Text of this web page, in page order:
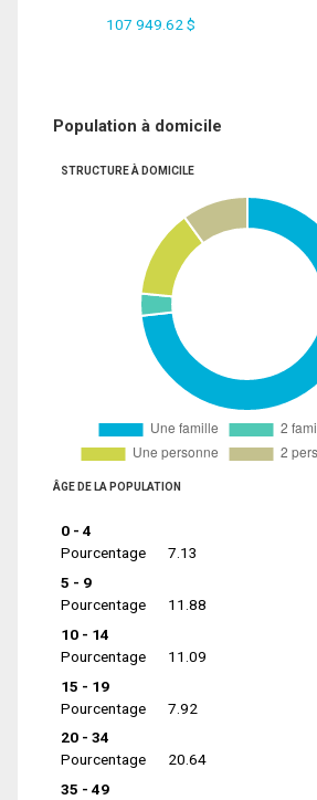
107 949.62 $
Population à domicile
STRUCTURE À DOMICILE
ÂGE DE LA POPULATION
0 - 4
Pourcentage
7.13
5 - 9
Pourcentage
11.88
10 - 14
Pourcentage
11.09
15 - 19
Pourcentage
7.92
20 - 34
Pourcentage
20.64
35 - 49